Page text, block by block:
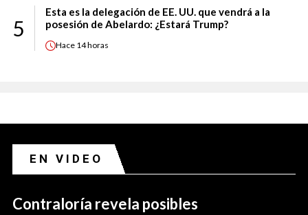
5
Esta es la delegación de EE. UU. que vendrá a la
posesión de Abelardo: ¿Estará Trump?
Hace 14 horas
EN VIDEO
Contraloría revela posibles